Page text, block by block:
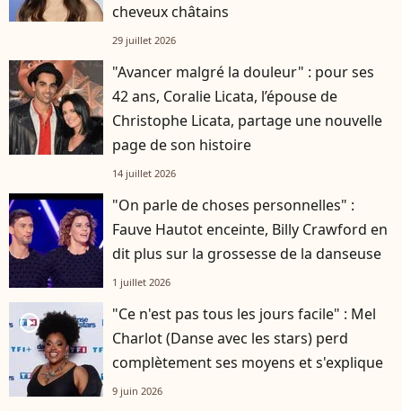
cheveux châtains
29 juillet 2026
"Avancer malgré la douleur" : pour ses
42 ans, Coralie Licata, l’épouse de
Christophe Licata, partage une nouvelle
page de son histoire
14 juillet 2026
"On parle de choses personnelles" :
Fauve Hautot enceinte, Billy Crawford en
dit plus sur la grossesse de la danseuse
1 juillet 2026
player2
"Ce n'est pas tous les jours facile" : Mel
Charlot (Danse avec les stars) perd
complètement ses moyens et s'explique
9 juin 2026